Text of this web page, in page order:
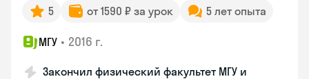
5 от 1590 ₽ за урок 5 лет опыта
МГУ • 2016 г.
Закончил физический факультет МГУ и